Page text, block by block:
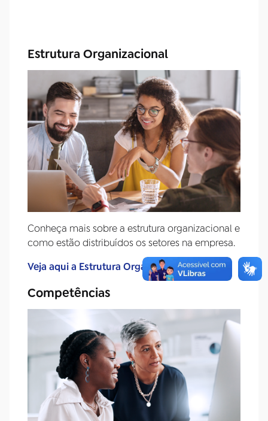
Estrutura Organizacional
Conheça mais sobre a estrutura organizacional e
como estão distribuídos os setores na empresa.
Veja aqui a Estrutura Organizacional da EBC
Competências